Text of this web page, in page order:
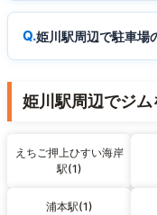
姫川駅周辺で駐車場
姫川駅周辺でジ
えちご押上ひすい海岸
駅(1)
浦本駅(1)